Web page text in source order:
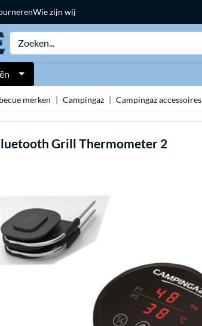
Wie zijn wij
merken Campingaz Campingaz accessoires
Grill Thermometer 2